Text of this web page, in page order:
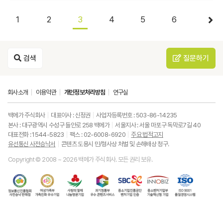
1 2 3 4 5 6
검색 질문하기
회사소개 이용약관 개인정보처리방침 연구실
백메가 주식회사 대표이사 : 신정권
사업자등록번호 : 503-86-14235
본사 : 대구광역시 수성구 들안로 258 백메가
서울지사 : 서울 마포구 독막로7길 40
대표전화 : 1544-5823
팩스 : 02-6008-6920
주요 법적고지
유선통신 사전승낙서
콘텐츠 도용시 민/형사상 처벌 및 손해배상 청구.
Copyright © 2008 ~ 2026 백메가 주식회사. 모든 권리 보유.
정
랑
의
중
소
기
중
소
벤
ISO9001